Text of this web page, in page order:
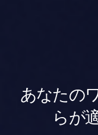
技能訓練・シ
産業オートメ
あなたの
らが